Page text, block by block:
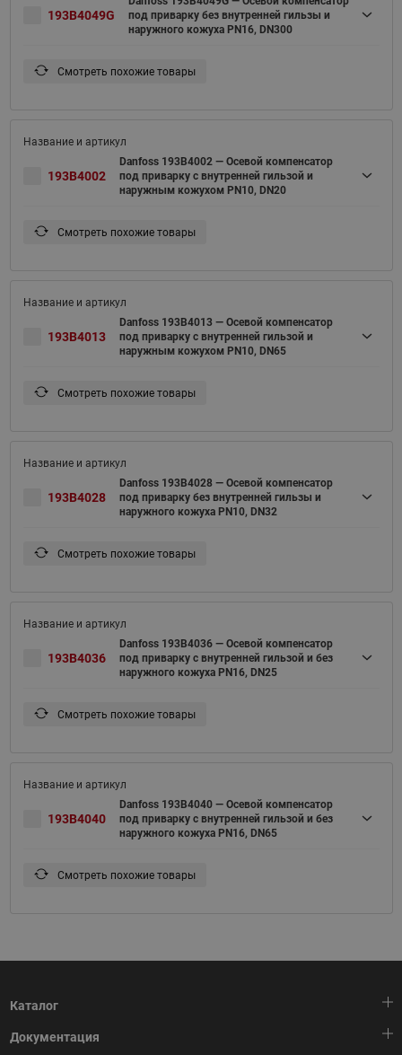
193B4049G
под приварку без внутренней гильзы и
наружного кожуха PN16, DN300
Смотреть похожие товары
193B4002
Danfoss 193B4002 — Осевой компенсатор
под приварку с внутренней гильзой и
наружным кожухом PN10, DN20
Смотреть похожие товары
193B4013
Danfoss 193B4013 — Осевой компенсатор
под приварку с внутренней гильзой и
наружным кожухом PN10, DN65
Смотреть похожие товары
193B4028
Danfoss 193B4028 — Осевой компенсатор
под приварку без внутренней гильзы и
наружного кожуха PN10, DN32
Смотреть похожие товары
193B4036
Danfoss 193B4036 — Осевой компенсатор
под приварку c внутренней гильзой и без
наружного кожуха PN16, DN25
Смотреть похожие товары
193B4040
Danfoss 193B4040 — Осевой компенсатор
под приварку c внутренней гильзой и без
наружного кожуха PN16, DN65
Смотреть похожие товары
Каталог
Тепловая автоматика
Документация